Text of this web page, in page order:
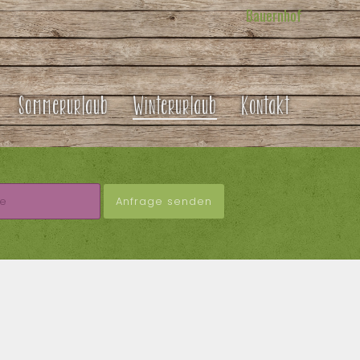
Bauernhof
Sommerurlaub Winterurlaub Kontakt
Anfrage senden